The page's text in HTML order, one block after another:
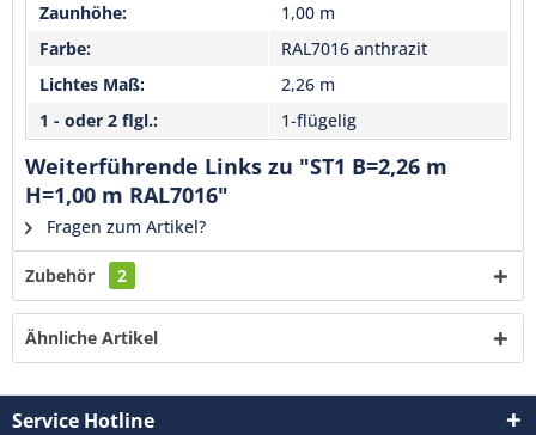
Zaunhöhe:
1,00 m
Farbe:
RAL7016 anthrazit
Lichtes Maß:
2,26 m
1 - oder 2 flgl.:
1-flügelig
Weiterführende Links zu "ST1 B=2,26 m
H=1,00 m RAL7016"
Fragen zum Artikel?
Zubehör 2
Ähnliche Artikel
Service Hotline